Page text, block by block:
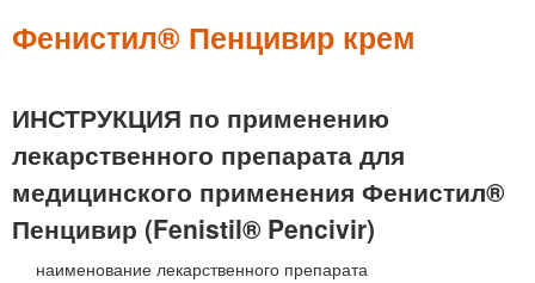
Фенистил® Пенцивир крем
ИНСТРУКЦИЯ по применению
лекарственного препарата для
медицинского применения Фенистил®
Пенцивир (Fenistil® Pencivir)
наименование лекарственного препарата